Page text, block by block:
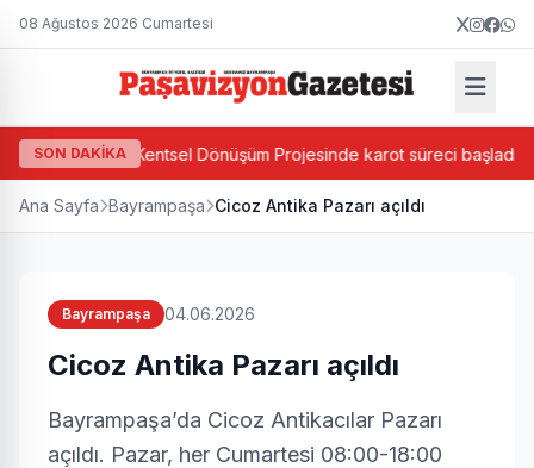
08 Ağustos 2026 Cumartesi
SON DAKİKA
Ada Bazlı Kentsel Dönüşüm Projesinde karot süreci başladı
Ana Sayfa Bayrampaşa Cicoz Antika Pazarı açıldı
Bayrampaşa 04.06.2026
Cicoz Antika Pazarı açıldı
Bayrampaşa’da Cicoz Antikacılar Pazarı
açıldı. Pazar, her Cumartesi 08:00-18:00